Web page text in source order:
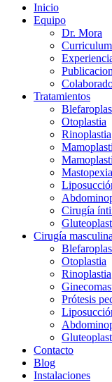
Inicio
Equipo
Dr. Mora
Tratamientos
Otoplastia
Rinoplastia
Mastopexia
Cirugía
Cirugía masculina
Otoplastia
Rinoplastia
Prótesis
Contacto
Blog
Instalaciones